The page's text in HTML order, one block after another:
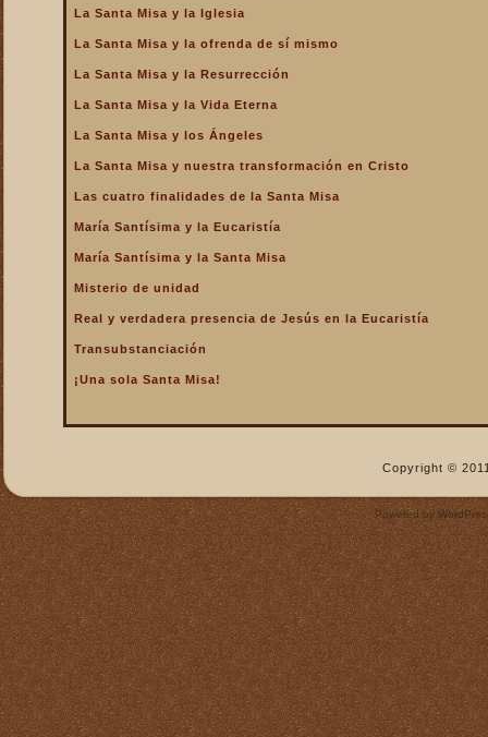
a cargar nuestra cruz
La Santa Misa nos fortalece
La Santa Misa nos libra del
infierno y nos da la
La Santa Misa nos purifica
sacrificio de Cristo
La Santa Misa por los
descanso
La Santa Misa verdadero
sobre la tierra
La Santa Misa y el Espíritu
Santo
La Santa Misa y el Martirio
La Santa Misa y el perdón
de los pecados
La Santa Misa y el
Purgatorio
La Santa Misa y el Reino
de Dios
La Santa Misa y la Iglesia
La Santa Misa y la ofrenda de sí mismo
La Santa Misa y la Resurrección
La Santa Misa y la Vida Eterna
La Santa Misa y los Ángeles
La Santa Misa y nuestra transformación en Cristo
Las cuatro finalidades de la Santa Misa
María Santísima y la Eucaristía
María Santísima y la Santa Misa
Misterio de unidad
Real y verdadera presencia de Jesús en la Eucaristía
Transubstanciación
¡Una sola Santa Misa!
Copyright ©
Powered by